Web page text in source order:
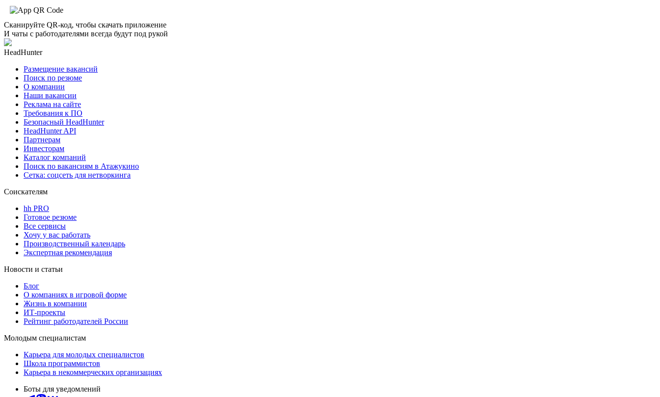
Сканируйте QR-код, чтобы скачать приложение
И чаты с работодателями всегда будут под рукой
HeadHunter
Размещение вакансий
Поиск по резюме
О компании
Наши вакансии
Реклама на сайте
Требования к ПО
Безопасный HeadHunter
HeadHunter API
Партнерам
Инвесторам
Каталог компаний
Поиск по вакансиям в Атажукино
Сетка: соцсеть для нетворкинга
Соискателям
hh PRO
Готовое резюме
Все сервисы
Хочу у вас работать
Производственный календарь
Экспертная рекомендация
Новости и статьи
Блог
О компаниях в игровой форме
Жизнь в компании
ИТ-проекты
Рейтинг работодателей России
Молодым специалистам
Карьера для молодых специалистов
Школа программистов
Карьера в некоммерческих организациях
Боты для уведомлений